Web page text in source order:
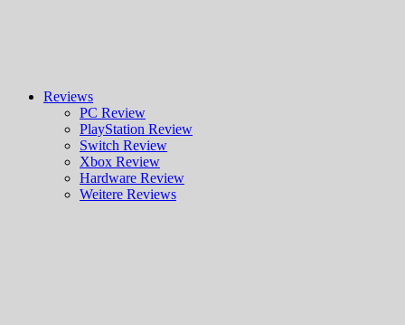
Reviews
PC Review
PlayStation Review
Switch Review
Xbox Review
Hardware Review
Weitere Reviews